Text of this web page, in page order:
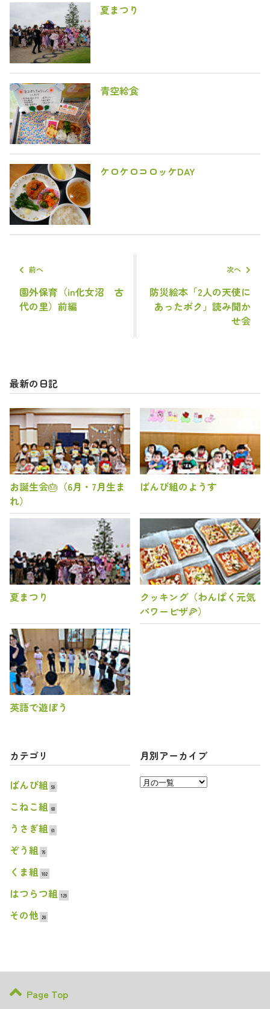
夏まつり
青空給食
ケロケロコロッケDAY
前へ
園外保育（in化女沼 古
代の里）前編
次へ
防災絵本「2人の天使に
あったボク」読み聞か
せ会
最新の日記
お誕生会🎂（6月・7月生ま
れ）
ばんび組のようす
夏まつり
クッキング（わんぱく元気
パワーピザ🍕）
英語で遊ぼう
カテゴリ
ばんび組 59
こねこ組 60
うさぎ組 61
ぞう組 76
くま組 102
はつらつ組 129
その他 20
月別アーカイブ
Page Top